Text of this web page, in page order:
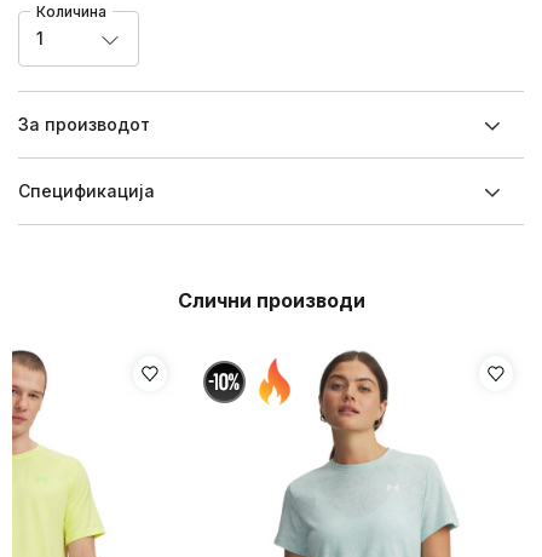
Количина
1
За производот
Спецификацијa
Слични производи